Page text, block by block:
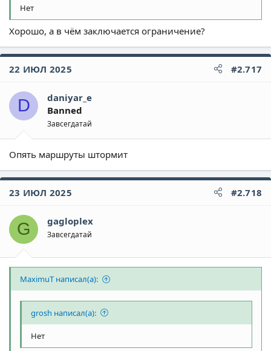
Нет
Хорошо, а в чём заключается ограничение?
22 ИЮЛ 2025 #2.717
D
daniyar_e
Banned
Завсегдатай
Опять маршруты штормит
23 ИЮЛ 2025 #2.718
G gagloplex
Завсегдатай
MaximuT написал(а):
grosh написал(а):
Нет